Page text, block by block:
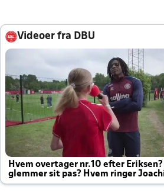
Videoer fra DBU
Hvem overtager nr.10 efter Eriksen?
glemmer sit pas? Hvem ringer
altid til efter kampe?